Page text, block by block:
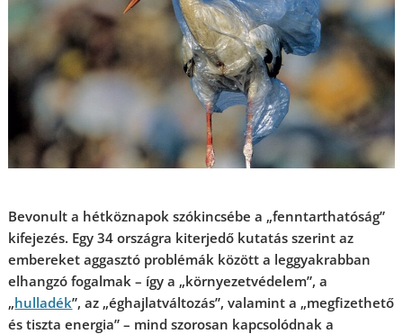
Bevonult a hétköznapok szókincsébe a „fenntarthatóság”
kifejezés. Egy 34 országra kiterjedő kutatás szerint az
embereket aggasztó problémák között a leggyakrabban
elhangzó fogalmak – így a „környezetvédelem”, a
„hulladék”, az „éghajlatváltozás”, valamint a „megfizethető
és tiszta energia” – mind szorosan kapcsolódnak a